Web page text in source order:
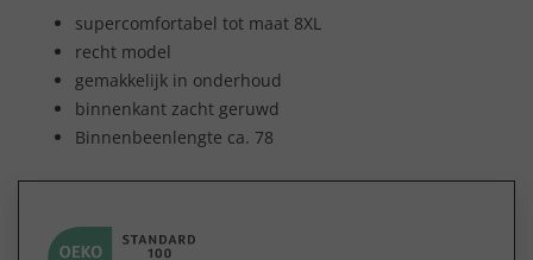
supercomfortabel tot maat 8XL
recht model
gemakkelijk in onderhoud
binnenkant zacht geruwd
Binnenbeenlengte ca. 78